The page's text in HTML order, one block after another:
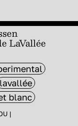
LaVallée
lavallée
blanc
|